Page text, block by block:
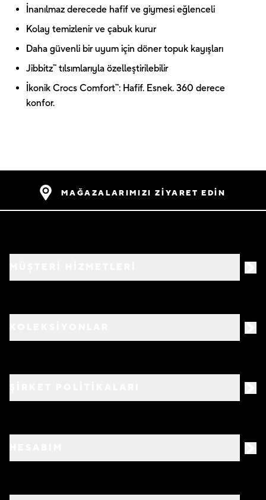
İnanılmaz derecede hafif ve giymesi eğlenceli
Kolay temizlenir ve çabuk kurur
Daha güvenli bir uyum için döner topuk kayışları
Jibbitz™ tılsımlarıyla özelleştirilebilir
İkonik Crocs Comfort™: Hafif. Esnek. 360 derece
konfor.
MAĞAZALARIMIZI ZİYARET EDİN